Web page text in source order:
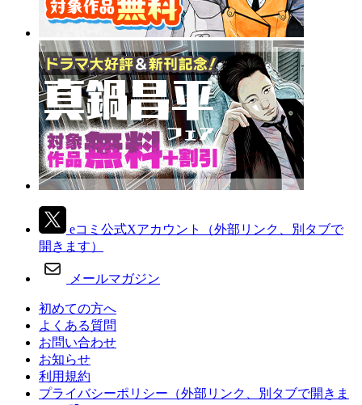
eコミ公式Xアカウント
（外部リンク、別タブで
開きます）
メールマガジン
初めての方へ
よくある質問
お問い合わせ
お知らせ
利用規約
プライバシーポリシー （外部リンク、別タブで開きま